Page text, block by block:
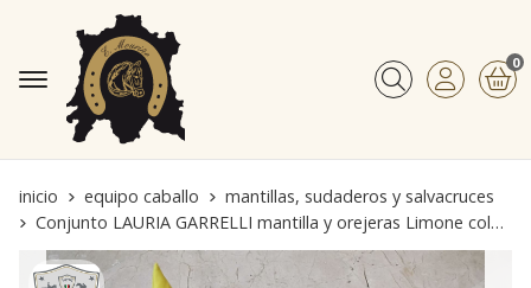
Buscar
0
inicio equipo caballo
mantillas, sudaderos y salvacruces
Conjunto LAURIA GARRELLI mantilla y orejeras Limone color amarillo PONY USO GENERAL/SALTO